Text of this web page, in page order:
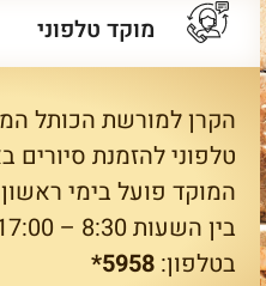
מוקד טלפוני
הקרן למורשת הכותל
טלפוני להזמנת סיורים
המוקד פועל בימי
בין השעות 8:30 – 17:00
בטלפון: 5958*